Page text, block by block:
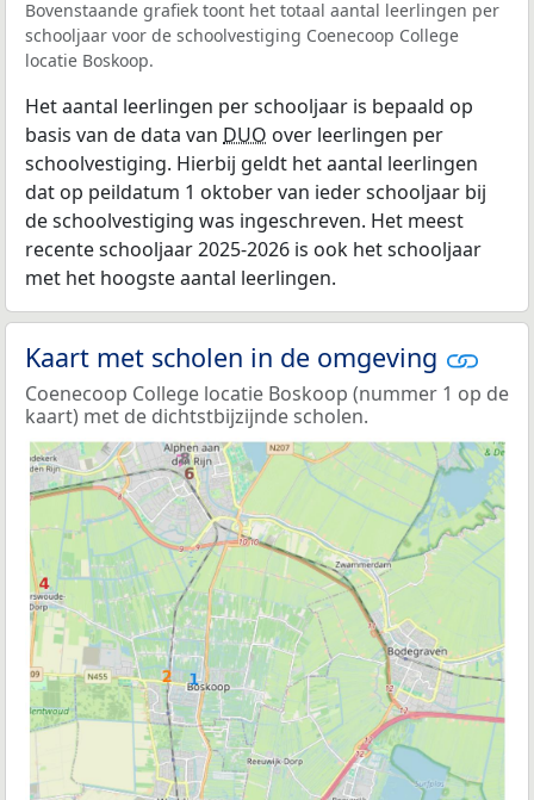
Bovenstaande grafiek toont het totaal aantal leerlingen per
schooljaar voor de schoolvestiging Coenecoop College
locatie Boskoop.
Het aantal leerlingen per schooljaar is bepaald op
basis van de data van DUO over leerlingen per
schoolvestiging. Hierbij geldt het aantal leerlingen
dat op peildatum 1 oktober van ieder schooljaar bij
de schoolvestiging was ingeschreven. Het meest
recente schooljaar 2025-2026 is ook het schooljaar
met het hoogste aantal leerlingen.
Kaart met scholen in de omgeving
Coenecoop College locatie Boskoop (nummer 1 op de
kaart) met de dichtstbijzijnde scholen.